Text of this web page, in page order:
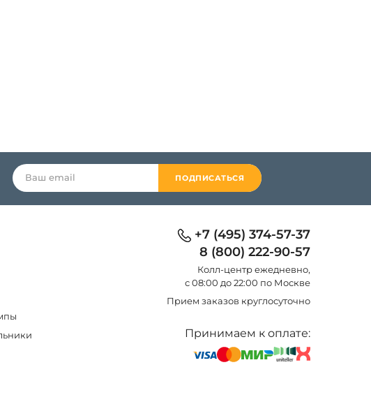
ПОДПИСАТЬСЯ
+7 (495) 374-57-37
8 (800) 222-90-57
Колл-центр eжедневно,
с 08:00 до 22:00 по Москве
Прием заказов круглосуточно
Принимаем к оплате: